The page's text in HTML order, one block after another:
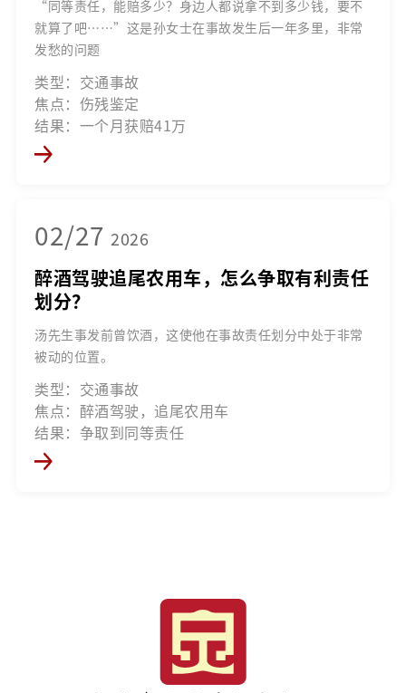
“同等责任，能赔多少？身边人都说拿不到多少钱，要不
就算了吧……”这是孙女士在事故发生后一年多里，非常
发愁的问题
类型：交通事故
焦点：伤残鉴定
结果：一个月获赔41万
02/27 2026
醉酒驾驶追尾农用车，怎么争取有利责任
划分？
汤先生事发前曾饮酒，这使他在事故责任划分中处于非常
被动的位置。
类型：交通事故
焦点：醉酒驾驶，追尾农用车
结果：争取到同等责任